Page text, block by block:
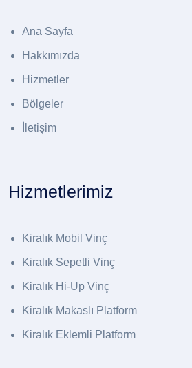
Ana Sayfa
Hakkımızda
Hizmetler
Bölgeler
İletişim
Hizmetlerimiz
Kiralık Mobil Vinç
Kiralık Sepetli Vinç
Kiralık Hi-Up Vinç
Kiralık Makaslı Platform
Kiralık Eklemli Platform